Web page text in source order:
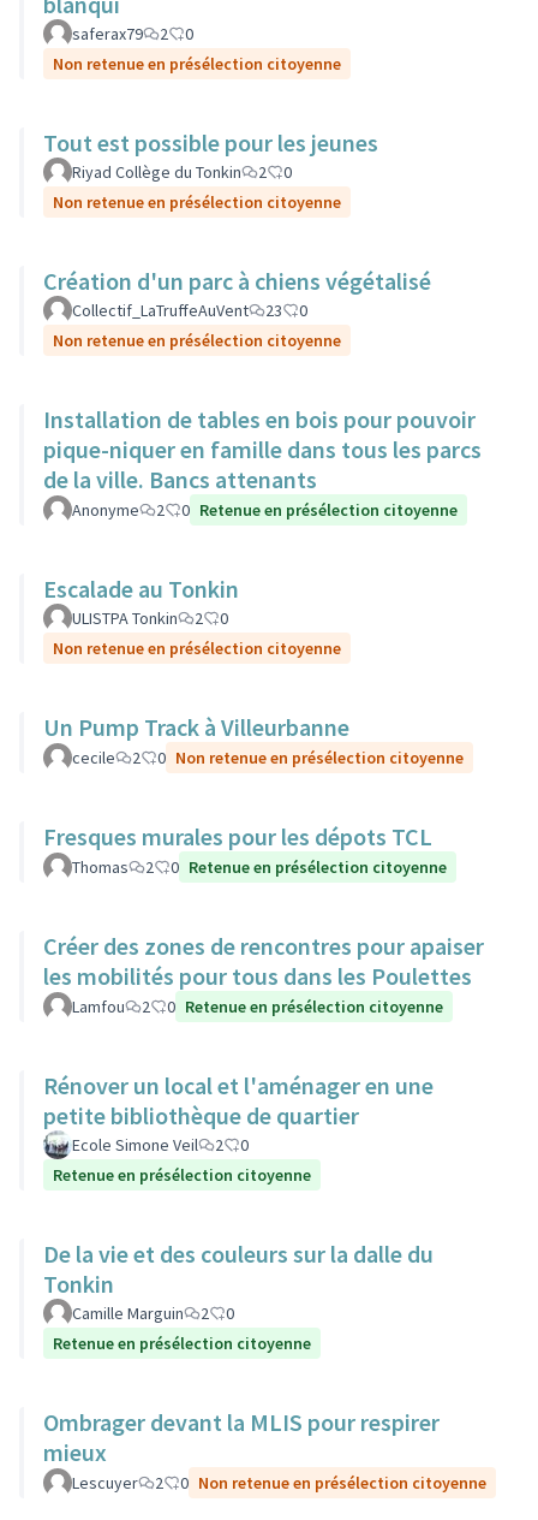
saferax79 2
0
Non retenue en présélection citoyenne
Tout est possible pour les jeunes
Riyad Collège du Tonkin 2
0
Non retenue en présélection citoyenne
Création d'un parc à chiens végétalisé
Collectif_LaTruffeAuVent 23
0
Non retenue en présélection citoyenne
Installation de tables en bois pour pouvoir
pique-niquer en famille dans tous les parcs
de la ville. Bancs attenants
Anonyme 2 0 Retenue en présélection citoyenne
Escalade au Tonkin
ULISTPA Tonkin 2
0
Non retenue en présélection citoyenne
Un Pump Track à Villeurbanne
cecile 2 0 Non retenue en présélection citoyenne
Fresques murales pour les dépots TCL
Thomas 2 0 Retenue en présélection citoyenne
Créer des zones de rencontres pour apaiser
les mobilités pour tous dans les Poulettes
Lamfou 2 0 Retenue en présélection citoyenne
Rénover un local et l'aménager en une
petite bibliothèque de quartier
Ecole Simone Veil 2
0
Retenue en présélection citoyenne
De la vie et des couleurs sur la dalle du
Tonkin
Camille Marguin 2
0
Retenue en présélection citoyenne
Ombrager devant la MLIS pour respirer
mieux
Lescuyer 2 0 Non retenue en présélection citoyenne